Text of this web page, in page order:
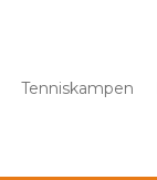
Tenniskampen